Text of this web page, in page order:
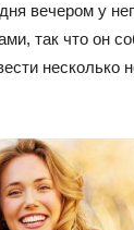
вечером у
так что он
несколько